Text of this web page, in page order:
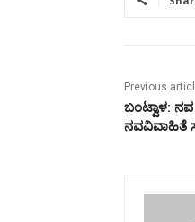
Previous
ಬಂಟ್ವಾಳ:
ನವವಿವಾಹಿತೆ